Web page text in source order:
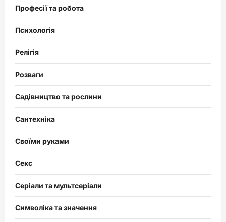
Професії та робота
Психологія
Релігія
Розваги
Садівництво та рослини
Сантехніка
Своїми руками
Секс
Серіали та мультсеріали
Символіка та значення